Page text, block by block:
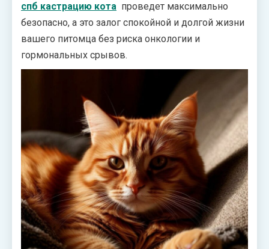
спб кастрацию кота проведет максимально
безопасно, а это залог спокойной и долгой жизни
вашего питомца без риска онкологии и
гормональных срывов.